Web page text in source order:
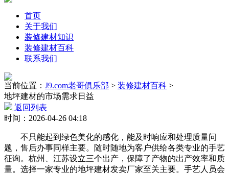
首页
关于我们
装修建材知识
装修建材百科
联系我们
当前位置： J9.com老哥俱乐部 > 装修建材百科 >
地坪建材的市场需求日益
返回列表
时间：2026-04-26 04:18
不只能起到绿色美化的感化，能及时响应和处理质量问
题，售后办事同样主要。随时随地为客户供给各类专业的手艺
征询。杭州、江苏设立三个出产，保障了产物的出产效率和质
量。选择一家专业的地坪建材发卖厂家至关主要。手艺人员会